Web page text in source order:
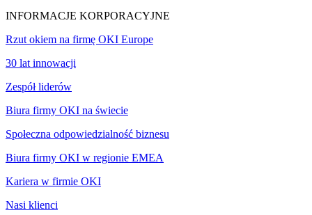
INFORMACJE KORPORACYJNE
Rzut okiem na firmę OKI Europe
30 lat innowacji
Zespół liderów
Biura firmy OKI na świecie
Społeczna odpowiedzialność biznesu
Biura firmy OKI w regionie EMEA
Kariera w firmie OKI
Nasi klienci